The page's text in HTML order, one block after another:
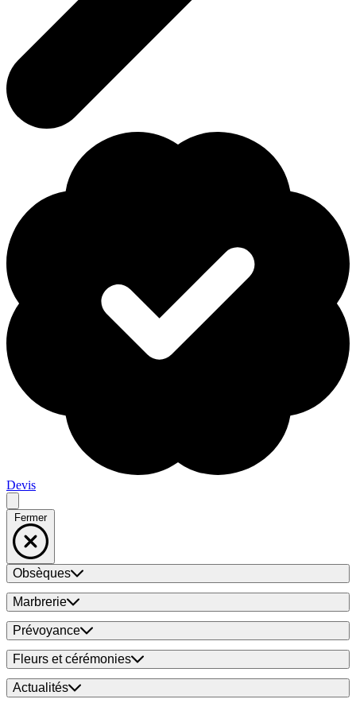
Devis
Fermer
Obsèques
Marbrerie
Prévoyance
Fleurs et cérémonies
Actualités